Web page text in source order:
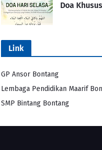
Doa
Link
GP Ansor Bontang
Lembaga Pendidikan Maarif
SMP Bintang Bontang